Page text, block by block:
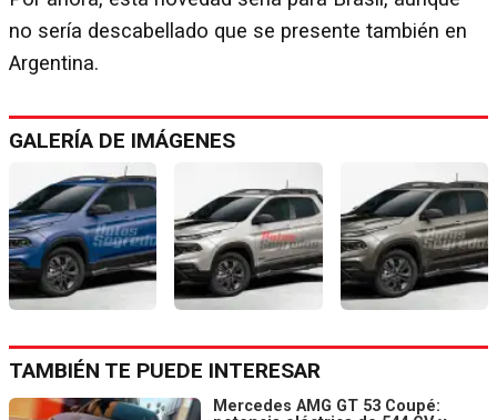
no sería descabellado que se presente también en
Argentina.
GALERÍA DE IMÁGENES
TAMBIÉN TE PUEDE INTERESAR
Mercedes AMG GT 53 Coupé: